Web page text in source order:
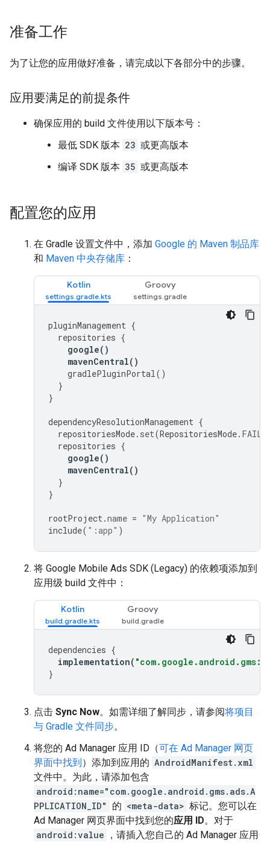
准备工作
为了让您的应用做好准备，请完成以下各部分中的步骤。
应用要满足的前提条件
确保应用的 build 文件使用以下版本号：
最低 SDK 版本 23 或更高版本
编译 SDK 版本 35 或更高版本
配置您的应用
在 Gradle 设置文件中，添加 Google 的 Maven 制品库
和 Maven 中央存储库 ：
Kotlin Groovy
pluginManagement {
repositories {
google()
mavenCentral()
gradlePluginPortal()
}
}
dependencyResolutionManagement {
repositoriesMode. set(RepositoriesMode.
repositories {
google()
mavenCentral()
}
}
rootProject.name = "My Application"
include( ":app" )
将 Google Mobile Ads SDK (Legacy) 的依赖项添加到
应用级 build 文件中：
Kotlin Groovy
dependencies {
implementation(
}
点击 Sync Now。如需详细了解同步，请参阅将项目
与 Gradle 文件同步。
将您的 Ad Manager 应用 ID（可在 Ad Manager 网页
界面中找到）添加到应用的 AndroidManifest.xml
文件中。为此，请添加包含
android:name="com.google.android.gms.ads.A
PPLICATION_ID"
的 <meta-data> 标记。您可以在
Ad Manager 网页界面中找到您的应用 ID。对于
android:value
，请插入您自己的 Ad Manager 应用